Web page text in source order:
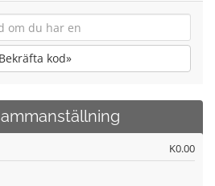
Bekräfta kod»
K0.00